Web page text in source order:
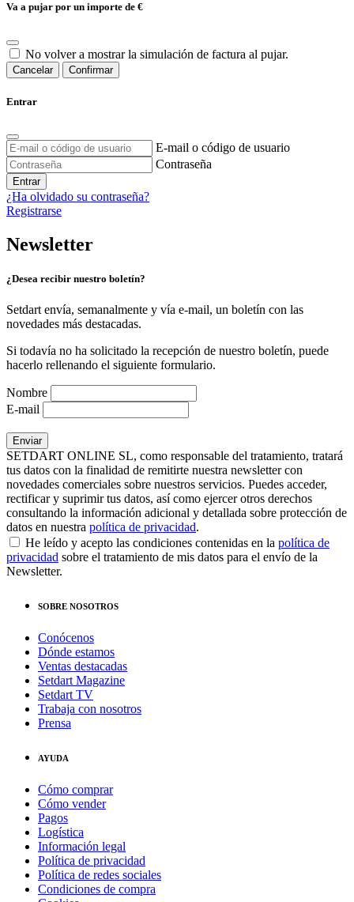
Va a pujar por un importe de €
No volver a mostrar la simulación de factura al pujar.
Cancelar Confirmar
Entrar
E-mail o código de usuario
Contraseña
Entrar
¿Ha olvidado su contraseña?
Registrarse
Newsletter
¿Desea recibir nuestro boletín?
Setdart envía, semanalmente y vía e-mail, un boletín con las
novedades más destacadas.
Si todavía no ha solicitado la recepción de nuestro boletín, puede
hacerlo rellenando el siguiente formulario.
Nombre
E-mail
SETDART ONLINE SL, como responsable del tratamiento, tratará
tus datos con la finalidad de remitirte nuestra newsletter con
novedades comerciales sobre nuestros servicios. Puedes acceder,
rectificar y suprimir tus datos, así como ejercer otros derechos
consultando la información adicional y detallada sobre protección de
datos en nuestra política de privacidad.
He leído y acepto las condiciones contenidas en la política de
privacidad sobre el tratamiento de mis datos para el envío de la
Newsletter.
SOBRE NOSOTROS
Conócenos
Dónde estamos
Ventas destacadas
Setdart Magazine
Setdart TV
Trabaja con nosotros
Prensa
AYUDA
Cómo comprar
Cómo vender
Pagos
Logística
Información legal
Política de privacidad
Política de redes sociales
Condiciones de compra